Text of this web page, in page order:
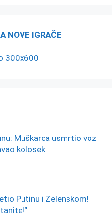
NOVE IGRAČE
Muškarca usmrtio voz
kolosek
Putinu i Zelenskom!